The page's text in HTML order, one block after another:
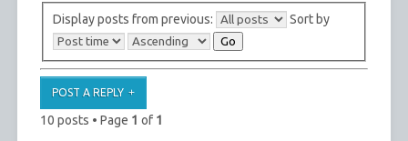
Display posts from previous: Sort by
POST A REPLY
10 posts • Page 1 of 1